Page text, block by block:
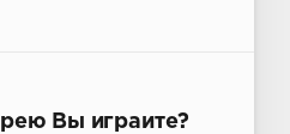
Вы играите?